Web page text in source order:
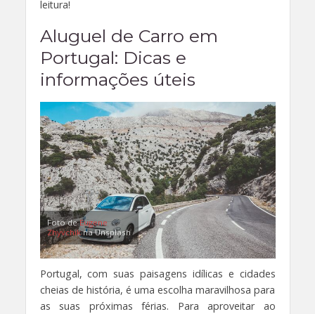
leitura!
Aluguel de Carro em
Portugal: Dicas e
informações úteis
Foto deEugene
Zhyvchikna Unsplash
Portugal, com suas paisagens idílicas e cidades
cheias de história, é uma escolha maravilhosa para
as suas próximas férias. Para aproveitar ao